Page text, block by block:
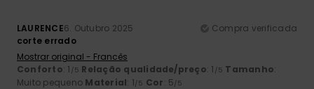
LAURENCE6. Outubro 2025
Compra verificada
corte errado
Mostrar original - Francês
Conforto: 1 /5 Relação qualidade/preço: 1 /5 Tamanho:
Muito pequeno Material: 1/5 Cor: 5/5